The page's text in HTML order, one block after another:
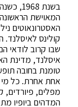
בשנת
האסטרונאוטים
קולינס לאיסלנד.
שבו קרוב לודאי
איסלנד, מדינת
טומנת בחובה
אחת אחרת. כל מי
מפלים, פיורדים,